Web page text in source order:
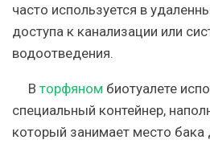
часто используется в
доступа к канализации или
водоотведения.
В торфяном биотуалете
специальный контейнер,
который занимает место бака